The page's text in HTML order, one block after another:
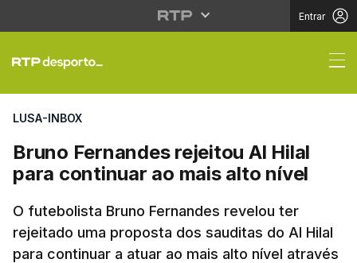
Entrar
Bruno Fernandes
LUSA-INBOX
Bruno Fernandes rejeitou Al Hilal
para continuar ao mais alto nível
O futebolista Bruno Fernandes revelou ter
rejeitado uma proposta dos sauditas do Al Hilal
para continuar a atuar ao mais alto nível através